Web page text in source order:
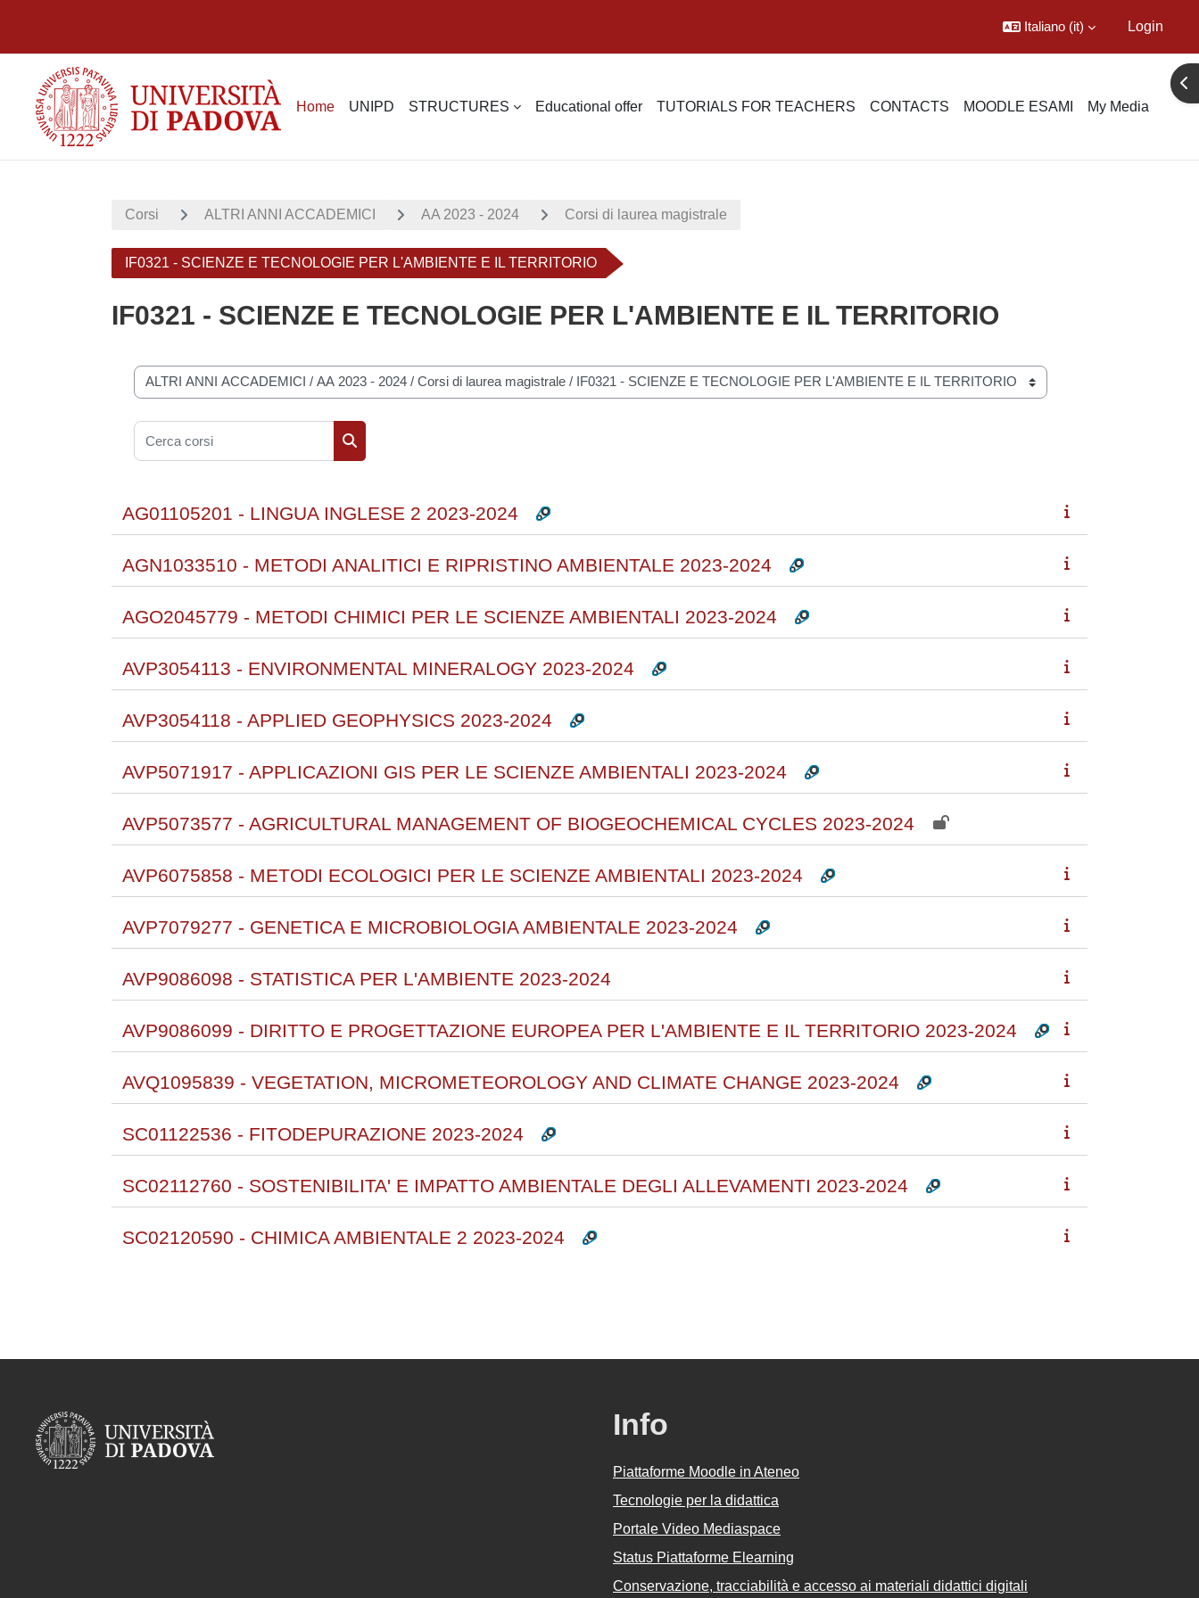
Italiano ‎(it)‎ Login
Home UNIPD STRUCTURES Educational offer TUTORIALS FOR TEACHERS CONTACTS MOODLE ESAMI My Media
Corsi ALTRI ANNI ACCADEMICI AA 2023 - 2024 Corsi di laurea magistrale
IF0321 - SCIENZE E TECNOLOGIE PER L'AMBIENTE E IL TERRITORIO
IF0321 - SCIENZE E TECNOLOGIE PER L'AMBIENTE E IL TERRITORIO
Categorie di corso
Cerca corsi
AG01105201 - LINGUA INGLESE 2 2023-2024
AGN1033510 - METODI ANALITICI E RIPRISTINO AMBIENTALE 2023-2024
AGO2045779 - METODI CHIMICI PER LE SCIENZE AMBIENTALI 2023-2024
AVP3054113 - ENVIRONMENTAL MINERALOGY 2023-2024
AVP3054118 - APPLIED GEOPHYSICS 2023-2024
AVP5071917 - APPLICAZIONI GIS PER LE SCIENZE AMBIENTALI 2023-2024
AVP5073577 - AGRICULTURAL MANAGEMENT OF BIOGEOCHEMICAL CYCLES 2023-2024
AVP6075858 - METODI ECOLOGICI PER LE SCIENZE AMBIENTALI 2023-2024
AVP7079277 - GENETICA E MICROBIOLOGIA AMBIENTALE 2023-2024
AVP9086098 - STATISTICA PER L'AMBIENTE 2023-2024
AVP9086099 - DIRITTO E PROGETTAZIONE EUROPEA PER L'AMBIENTE E IL TERRITORIO 2023-2024
AVQ1095839 - VEGETATION, MICROMETEOROLOGY AND CLIMATE CHANGE 2023-2024
SC01122536 - FITODEPURAZIONE 2023-2024
SC02112760 - SOSTENIBILITA' E IMPATTO AMBIENTALE DEGLI ALLEVAMENTI 2023-2024
SC02120590 - CHIMICA AMBIENTALE 2 2023-2024
Info
Piattaforme Moodle in Ateneo
Tecnologie per la didattica
Portale Video Mediaspace
Status Piattaforme Elearning
Conservazione, tracciabilità e accesso ai materiali didattici digitali